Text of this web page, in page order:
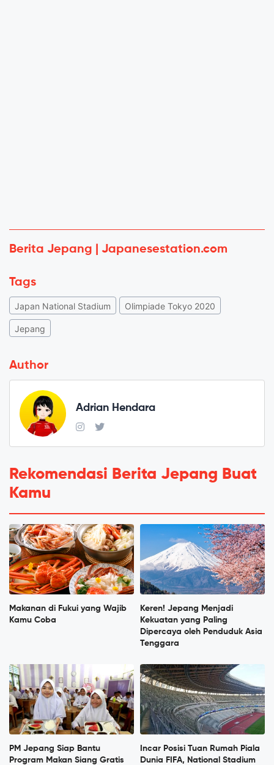
Berita Jepang | Japanesestation.com
Tags
Japan National Stadium Olimpiade Tokyo 2020
Jepang
Author
Adrian Hendara
Rekomendasi Berita Jepang Buat
Kamu
Makanan di Fukui yang Wajib
Kamu Coba
Keren! Jepang Menjadi
Kekuatan yang Paling
Dipercaya oleh Penduduk Asia
Tenggara
PM Jepang Siap Bantu
Program Makan Siang Gratis
Incar Posisi Tuan Rumah Piala
Dunia FIFA, National Stadium